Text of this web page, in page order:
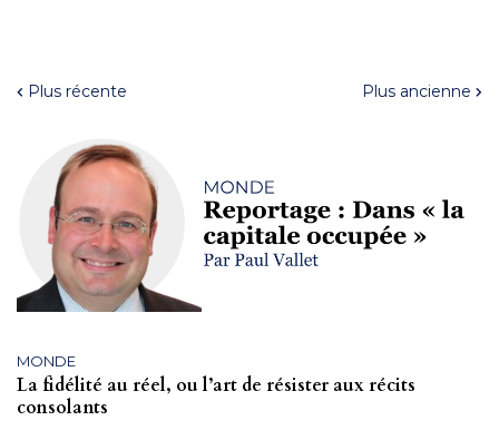
Plus récente Plus ancienne
MONDE
La fidélité au réel, ou l’art de résister aux récits
consolants